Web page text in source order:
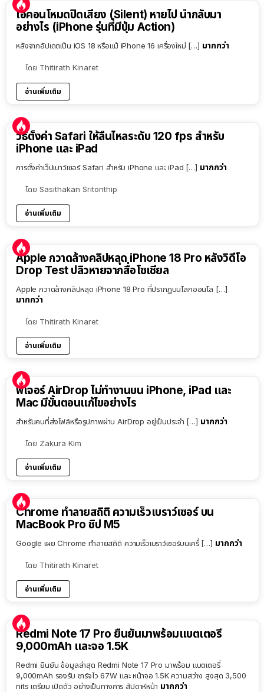
ไอคอนโหมดปิดเสียง (Silent) หายไป นำกลับมา
อย่างไร (iPhone รุ่นที่มีปุ่ม Action)
หลังจากอัปเดตเป็น iOS 18 หรือแม้ iPhone 16 เครื่องใหม่ […] มากกว่า
โดย Thitirath Kinaret
อ่านเพิ่มเติม
วิธีตั้งค่า Safari ให้ลื่นไหลระดับ 120 fps สำหรับ
iPhone และ iPad
การตั้งค่าเว็ปเบาว์เซอร์ Safari สำหรับ iPhone และ iPad […] มากกว่า
โดย Sasithakan Sritonthip
อ่านเพิ่มเติม
Apple กวาดล้างคลิปหลุด iPhone 18 Pro หลังวิดีโอ
Drop Test ปลิวหายจากสื่อโซเชียล
Apple กวาดล้างคลิปหลุด iPhone 18 Pro ที่ปรากฏบนโลกออนไล […]
มากกว่า
โดย Thitirath Kinaret
อ่านเพิ่มเติม
ฟีเจอร์ AirDrop ไม่ทำงานบน iPhone, iPad และ
Mac มีขั้นตอนแก้ไขอย่างไร
สำหรับคนที่ส่งไฟล์หรือรูปภาพผ่าน AirDrop อยู่เป็นประจำ […] มากกว่า
โดย Zakura Kim
อ่านเพิ่มเติม
Chrome ทำลายสถิติ ความเร็วเบราว์เซอร์ บน
MacBook Pro ชิป M5
Google เผย Chrome ทำลายสถิติ ความเร็วเบราว์เซอร์บนเครื่ […] มากกว่า
โดย Thitirath Kinaret
อ่านเพิ่มเติม
Redmi Note 17 Pro ยืนยันมาพร้อมแบตเตอรี่
9,000mAh และจอ 1.5K
Redmi ยืนยัน ข้อมูลล่าสุด Redmi Note 17 Pro มาพร้อม แบตเตอรี่
9,000mAh รองรับ ชาร์จไว 67W และ หน้าจอ 1.5K ความสว่าง สูงสุด 3,500
nits เตรียม เปิดตัว อย่างเป็นทางการ สัปดาห์หน้า มากกว่า